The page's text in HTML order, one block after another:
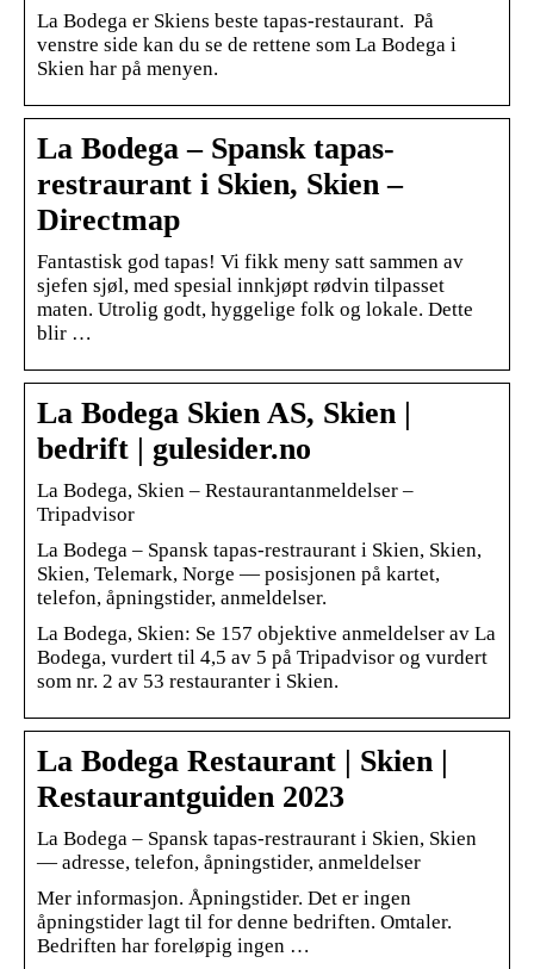
La Bodega er Skiens beste tapas-restaurant. På
venstre side kan du se de rettene som La Bodega i
Skien har på menyen.
La Bodega – Spansk tapas-
restraurant i Skien, Skien –
Directmap
Fantastisk god tapas! Vi fikk meny satt sammen av
sjefen sjøl, med spesial innkjøpt rødvin tilpasset
maten. Utrolig godt, hyggelige folk og lokale. Dette
blir …
La Bodega Skien AS, Skien |
bedrift | gulesider.no
La Bodega, Skien – Restaurantanmeldelser –
Tripadvisor
La Bodega – Spansk tapas-restraurant i Skien, Skien,
Skien, Telemark, Norge — posisjonen på kartet,
telefon, åpningstider, anmeldelser.
La Bodega, Skien: Se 157 objektive anmeldelser av La
Bodega, vurdert til 4,5 av 5 på Tripadvisor og vurdert
som nr. 2 av 53 restauranter i Skien.
La Bodega Restaurant | Skien |
Restaurantguiden 2023
La Bodega – Spansk tapas-restraurant i Skien, Skien
— adresse, telefon, åpningstider, anmeldelser
Mer informasjon. Åpningstider. Det er ingen
åpningstider lagt til for denne bedriften. Omtaler.
Bedriften har foreløpig ingen …